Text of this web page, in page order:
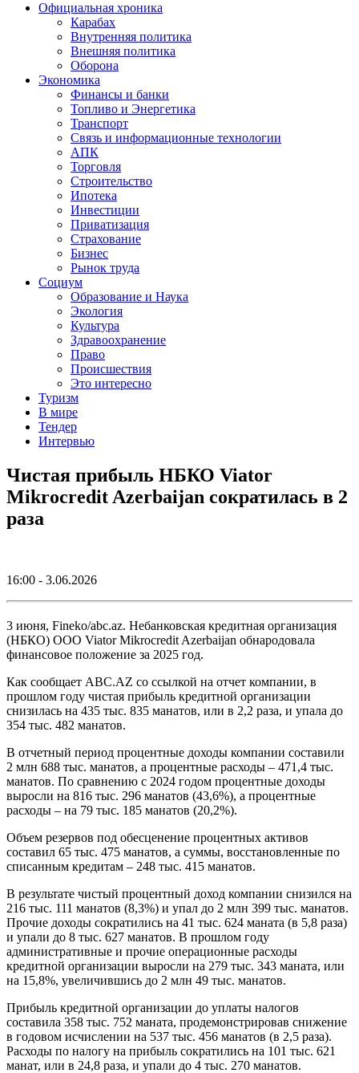
Официальная хроника
Карабах
Внутренняя политика
Внешняя политика
Оборона
Экономика
Финансы и банки
Топливо и Энергетика
Транспорт
Связь и информационные технологии
АПК
Торговля
Строительство
Ипотека
Инвестиции
Приватизация
Страхование
Бизнес
Рынок труда
Социум
Образование и Наука
Экология
Культура
Здравоохранение
Право
Происшествия
Это интересно
Туризм
В мире
Тендер
Интервью
Чистая прибыль НБКО Viator
Mikrocredit Azerbaijan сократилась в 2
раза
16:00 - 3.06.2026
3 июня, Fineko/abc.az. Небанковская кредитная организация
(НБКО) ООО Viator Mikrocredit Azerbaijan обнародовала
финансовое положение за 2025 год.
Как сообщает ABC.AZ со ссылкой на отчет компании, в
прошлом году чистая прибыль кредитной организации
снизилась на 435 тыс. 835 манатов, или в 2,2 раза, и упала до
354 тыс. 482 манатов.
В отчетный период процентные доходы компании составили
2 млн 688 тыс. манатов, а процентные расходы – 471,4 тыс.
манатов. По сравнению с 2024 годом процентные доходы
выросли на 816 тыс. 296 манатов (43,6%), а процентные
расходы – на 79 тыс. 185 манатов (20,2%).
Объем резервов под обесценение процентных активов
составил 65 тыс. 475 манатов, а суммы, восстановленные по
списанным кредитам – 248 тыс. 415 манатов.
В результате чистый процентный доход компании снизился на
216 тыс. 111 манатов (8,3%) и упал до 2 млн 399 тыс. манатов.
Прочие доходы сократились на 41 тыс. 624 маната (в 5,8 раза)
и упали до 8 тыс. 627 манатов. В прошлом году
административные и прочие операционные расходы
кредитной организации выросли на 279 тыс. 343 маната, или
на 15,8%, увеличившись до 2 млн 49 тыс. манатов.
Прибыль кредитной организации до уплаты налогов
составила 358 тыс. 752 маната, продемонстрировав снижение
в годовом исчислении на 537 тыс. 456 манатов (в 2,5 раза).
Расходы по налогу на прибыль сократились на 101 тыс. 621
манат, или в 24,8 раза, и упали до 4 тыс. 270 манатов.